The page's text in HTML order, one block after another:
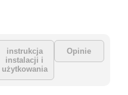
instrukcja
instalacji i
użytkowania
Opinie